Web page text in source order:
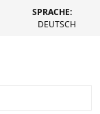
SPRACHE:
DEUTSCH